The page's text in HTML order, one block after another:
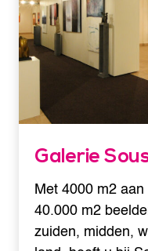
Galerie
Met 4000 m2
40.000 m2
zuiden, midden,